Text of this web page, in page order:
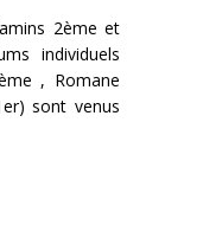
2ème et
individuels
, Romane
sont venus